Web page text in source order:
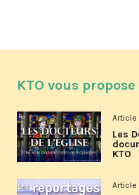
KTO vous propose
Article
Les
KTO
Article